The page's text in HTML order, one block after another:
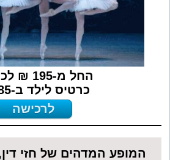
החל מ-195 ₪ לכרטיס
כרטיס לילד ב-185 ₪
לרכישה
המופע המדהים של חזי